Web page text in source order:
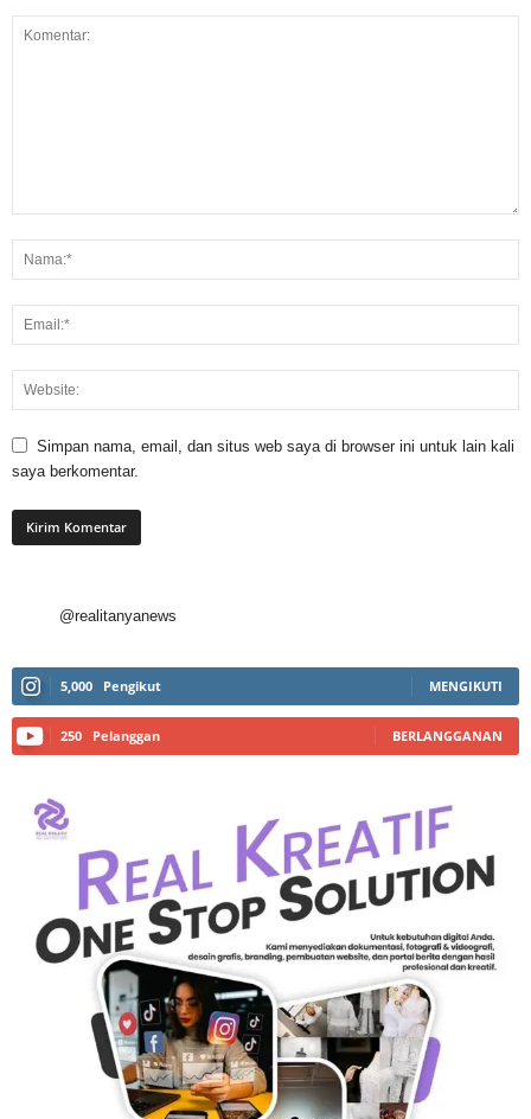
Simpan nama, email, dan situs web saya di browser ini untuk lain kali
saya berkomentar.
@realitanyanews
5,000 Pengikut MENGIKUTI
250 Pelanggan BERLANGGANAN